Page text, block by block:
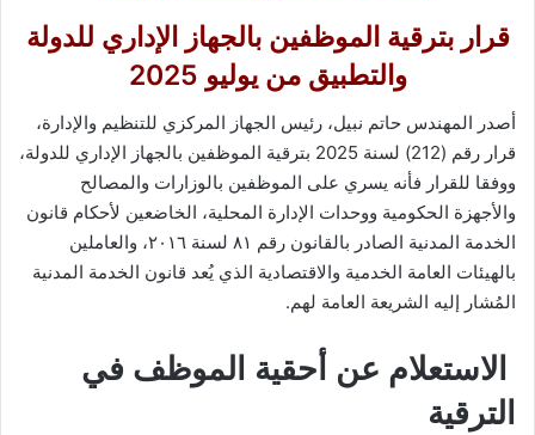
قرار بترقية الموظفين بالجهاز الإداري للدولة
والتطبيق من يوليو 2025
أصدر المهندس حاتم نبيل، رئيس الجهاز المركزي للتنظيم والإدارة،
قرار رقم (212) لسنة 2025 بترقية الموظفين بالجهاز الإداري للدولة،
ووفقا للقرار فأنه يسري على الموظفين بالوزارات والمصالح
والأجهزة الحكومية ووحدات الإدارة المحلية، الخاضعين لأحكام قانون
الخدمة المدنية الصادر بالقانون رقم ٨١ لسنة ٢٠١٦، والعاملين
بالهيئات العامة الخدمية والاقتصادية الذي يُعد قانون الخدمة المدنية
المُشار إليه الشريعة العامة لهم.
الاستعلام عن أحقية الموظف في
الترقية